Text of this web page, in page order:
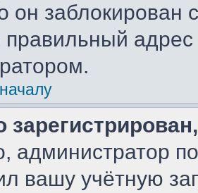
он
правильный адрес
администратор
вашу учётную